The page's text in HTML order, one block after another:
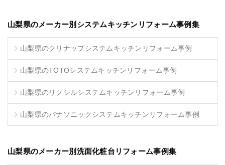
山梨県のメーカー別システムキッチンリフォーム事例集
山梨県のクリナップシステムキッチンリフォーム事例
山梨県のTOTOシステムキッチンリフォーム事例
山梨県のリクシルシステムキッチンリフォーム事例
山梨県のパナソニックシステムキッチンリフォーム事例
山梨県のメーカー別洗面化粧台リフォーム事例集